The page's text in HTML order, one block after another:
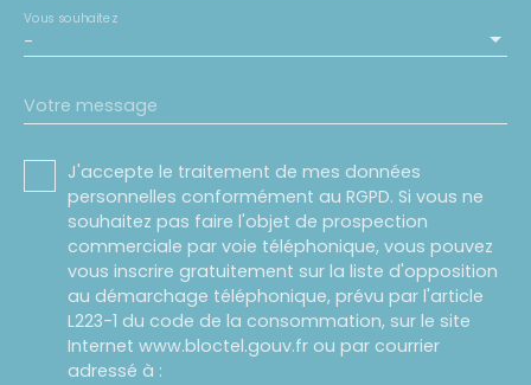
-
Vous souhaitez
Votre message
J'accepte le traitement de mes données
personnelles conformément au RGPD. Si vous ne
souhaitez pas faire l'objet de prospection
commerciale par voie téléphonique, vous pouvez
vous inscrire gratuitement sur la liste d'opposition
au démarchage téléphonique, prévu par l'article
L223-1 du code de la consommation, sur le site
Internet www.bloctel.gouv.fr ou par courrier
adressé à :